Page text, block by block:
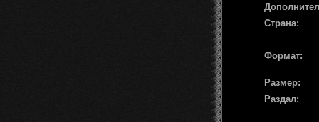
Страна:
Формат:
Размер:
Раздал: